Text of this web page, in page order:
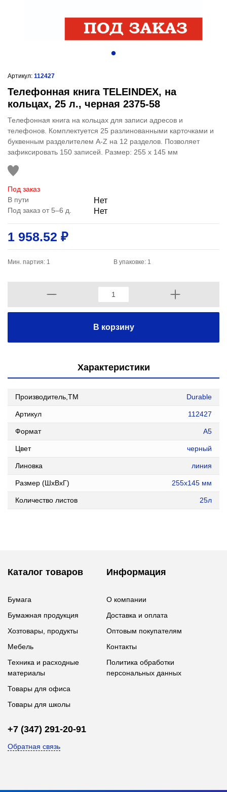
Артикул: 112427
Телефонная книга TELEINDEX, на
кольцах, 25 л., черная 2375-58
Телефонная книга на кольцах для записи адресов и
телефонов. Комплектуется 25 разлинованными карточками и
буквенным разделителем A-Z на 12 разделов. Позволяет
зафиксировать 150 записей. Размер: 255 x 145 мм
Под заказ
В пути
Нет
Под заказ от 5–6 д. Нет
1 958.52 ₽
Мин. партия: 1 В упаковке: 1
В корзину
Характеристики
Производитель,ТМ Durable
Артикул 112427
Формат А5
Цвет черный
Линовка линия
Размер (ШxВxГ) 255x145 мм
Количество листов 25л
Каталог товаров
Бумага
Бумажная продукция
Хозтовары, продукты
Мебель
Техника и расходные
материалы
Товары для офиса
Товары для школы
Информация
О компании
Доставка и оплата
Оптовым покупателям
Контакты
Политика обработки
персональных данных
+7 (347) 291-20-91
Обратная связь